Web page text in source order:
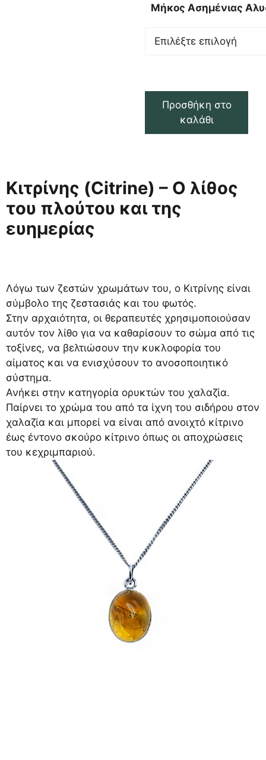
Μήκος Ασημένιας
Προσθήκη στο
καλάθι
Κιτρίνης (Citrine) – Ο λίθος
του πλούτου και της
ευημερίας
Λόγω των ζεστών χρωμάτων του, ο Κιτρίνης είναι
σύμβολο της ζεστασιάς και του φωτός.
Στην αρχαιότητα, οι θεραπευτές χρησιμοποιούσαν
αυτόν τον λίθο για να καθαρίσουν το σώμα από τις
τοξίνες, να βελτιώσουν την κυκλοφορία του
αίματος και να ενισχύσουν το ανοσοποιητικό
σύστημα.
Ανήκει στην κατηγορία ορυκτών του χαλαζία.
Παίρνει το χρώμα του από τα ίχνη του σιδήρου στον
χαλαζία και μπορεί να είναι από ανοιχτό κίτρινο
έως έντονο σκούρο κίτρινο όπως οι αποχρώσεις
του κεχριμπαριού.